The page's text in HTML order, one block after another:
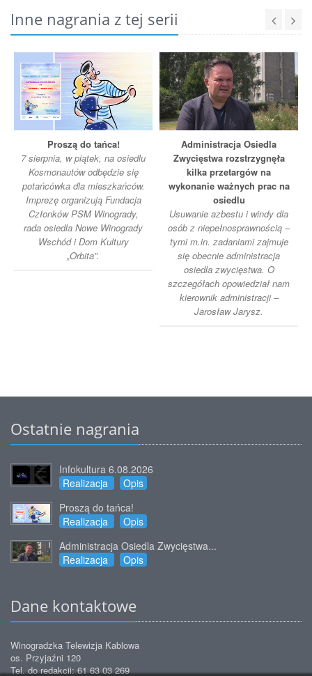
Inne nagrania z tej serii
Proszą do tańca!
7 sierpnia, w piątek, na osiedlu
Kosmonautów odbędzie się
potańcówka dla mieszkańców.
Imprezę organizują Fundacja
Członków PSM Winogrady,
rada osiedla Nowe Winogrady
Wschód i Dom Kultury
„Orbita”.
Administracja Osiedla
Zwycięstwa rozstrzygnęła
kilka przetargów na
wykonanie ważnych prac na
osiedlu
Usuwanie azbestu i windy dla
osób z niepełnosprawnością –
tymi m.in. zadaniami zajmuje
się obecnie administracja
osiedla zwycięstwa. O
szczegółach opowiedział nam
kierownik administracji –
Jarosław Jarysz.
Ostatnie nagrania
Infokultura 6.08.2026
Realizacja
Opis
Proszą do tańca!
Realizacja
Opis
Administracja Osiedla Zwycięstwa...
Realizacja
Opis
Dane kontaktowe
Winogradzka Telewizja Kablowa
os. Przyjaźni 120
Tel. do redakcji: 61 63 03 269